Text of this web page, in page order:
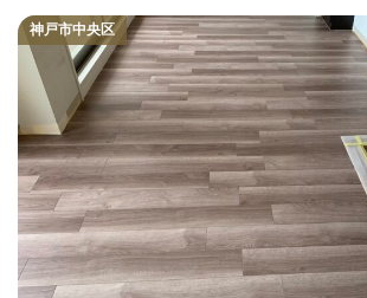
神戸市中央区